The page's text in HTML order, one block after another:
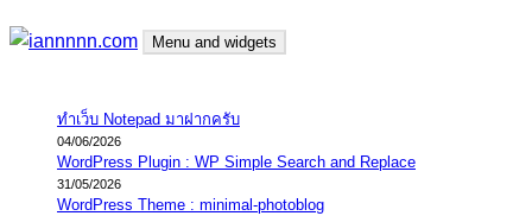
Skip
Menu and widgets
ทำเว็บ Notepad มาฝากครับ
04/06/2026
WordPress Plugin : WP Simple Search and Replace
31/05/2026
WordPress Theme : minimal-photoblog